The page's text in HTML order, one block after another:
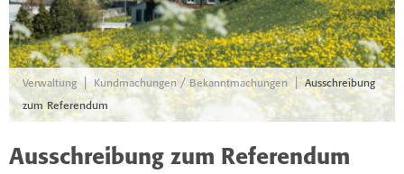
Verwaltung | Kundmachungen / Bekanntmachungen
Ausschreibung
zum Referendum
Ausschreibung zum Referendum